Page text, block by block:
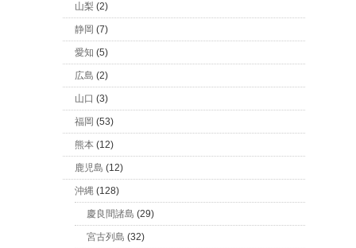
山梨 (2)
静岡 (7)
愛知 (5)
広島 (2)
山口 (3)
福岡 (53)
熊本 (12)
鹿児島 (12)
沖縄 (128)
慶良間諸島 (29)
宮古列島 (32)